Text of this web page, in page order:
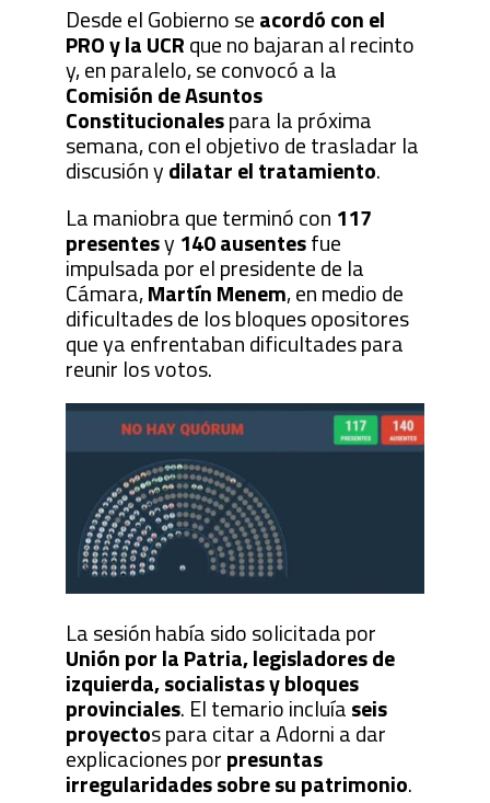
Desde el Gobierno seacordó con el
PRO y la UCRque no bajaran al recinto
y, en paralelo, se convocó a la
Comisión de Asuntos
Constitucionalespara la próxima
semana, con el objetivo de trasladar la
discusión ydilatar el tratamiento.
La maniobra que terminó con 117
presentesy 140 ausentesfue
impulsada por el presidente de la
Cámara,Martín Menem, en medio de
dificultades de los bloques opositores
que ya enfrentaban dificultades para
reunir los votos.
La sesión había sido solicitada por
Unión por la Patria, legisladores de
izquierda, socialistas y bloques
provinciales. El temario incluíaseis
proyectos para citar a Adorni a dar
explicaciones porpresuntas
irregularidades sobre su patrimonio.